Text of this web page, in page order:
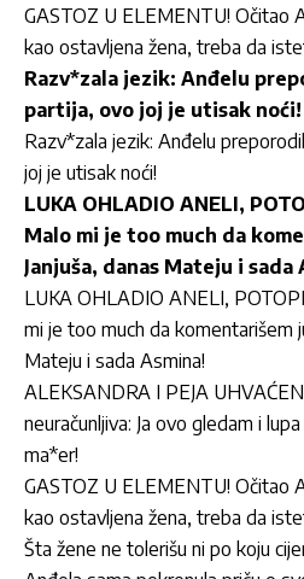
GASTOZ U ELEMENTU! Očitao
kao ostavljena žena, treba da
Razv*zala jezik: Anđelu
partija, ovo joj je utisak noći!
Razv*zala jezik: Anđelu
joj je utisak noći!
LUKA OHLADIO ANELI,
Malo mi je too much da
Janjuša, danas Mateju i sada
LUKA OHLADIO ANELI,
mi je too much da komentarišem
Mateju i sada Asmina!
ALEKSANDRA I PEJA
neuračunljiva: Ja ovo gledam i
ma*er!
GASTOZ U ELEMENTU! Očitao
kao ostavljena žena, treba da
Šta žene ne tolerišu ni po koju